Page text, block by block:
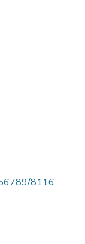
8116